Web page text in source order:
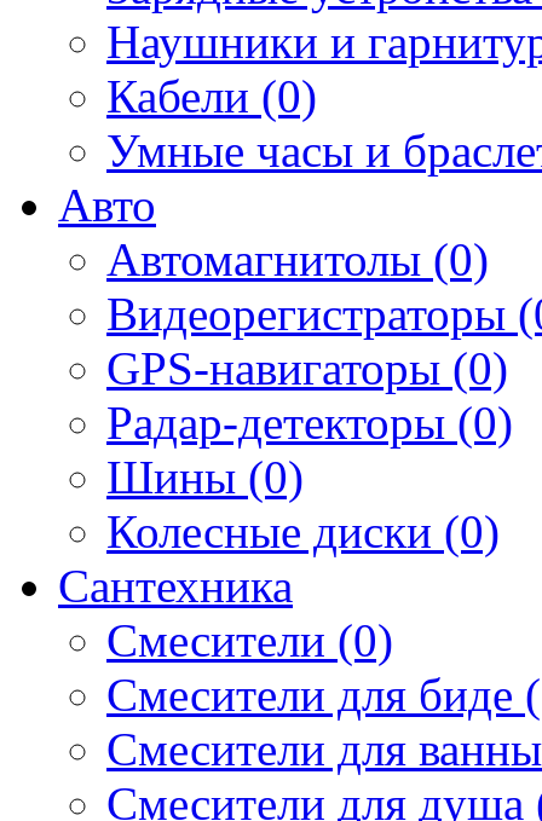
Наушники и
Кабели (0)
Умные часы и
Авто
Автомагнитолы (0)
Видеорегистраторы
GPS-навигаторы (0)
Радар-детекторы (0)
Шины (0)
Колесные диски (0)
Сантехника
Смесители (0)
Смесители для биде
Смесители для
Смесители для душа